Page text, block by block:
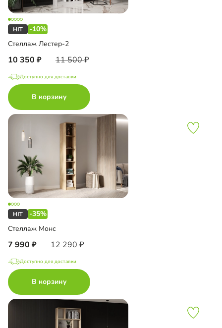
-10%
Стеллаж Лестер-2
10 350 11 500
Доступно для доставки
В корзину
-35%
Стеллаж Монс
7 990 12 290
Доступно для доставки
В корзину